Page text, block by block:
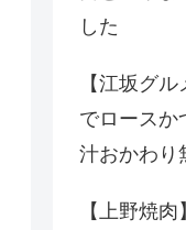
した
【江坂グ
でロースか
汁おかわり
【上野焼